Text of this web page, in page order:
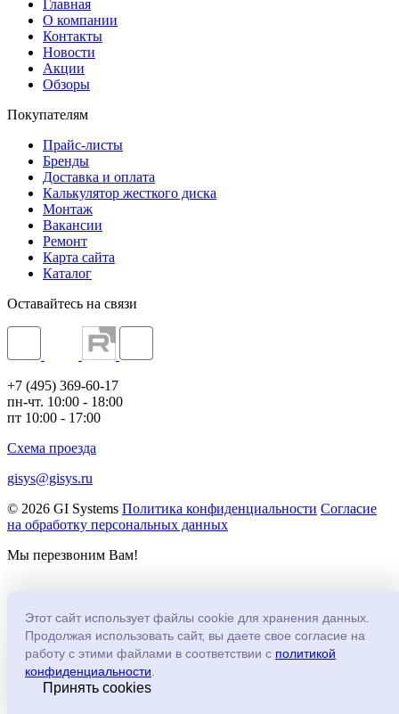
Главная
О компании
Контакты
Новости
Акции
Обзоры
Покупателям
Прайс-листы
Бренды
Доставка и оплата
Калькулятор жесткого диска
Монтаж
Вакансии
Ремонт
Карта сайта
Каталог
Оставайтесь на связи
+7 (495) 369-60-17
пн-чт. 10:00 - 18:00
пт 10:00 - 17:00
Схема проезда
gisys@gisys.ru
© 2026 GI Systems Политика конфиденциальности Согласие
на обработку персональных данных
Этот сайт использует файлы cookie для хранения данных.
Продолжая использовать сайт, вы даете свое согласие на
работу с этими файлами в соответствии с политикой
конфиденциальности
Принять cookies
Мы перезвоним Вам!
Ваше имя*: